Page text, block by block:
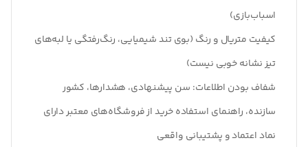
اسباب‌بازی)
کیفیت متریال و رنگ (بوی تند شیمیایی، رنگ‌رفتگی یا لبه‌های
تیز نشانه خوبی نیست)
شفاف بودن اطلاعات: سن پیشنهادی، هشدارها، کشور
سازنده، راهنمای استفاده خرید از فروشگاه‌های معتبر دارای
نماد اعتماد و پشتیبانی واقعی